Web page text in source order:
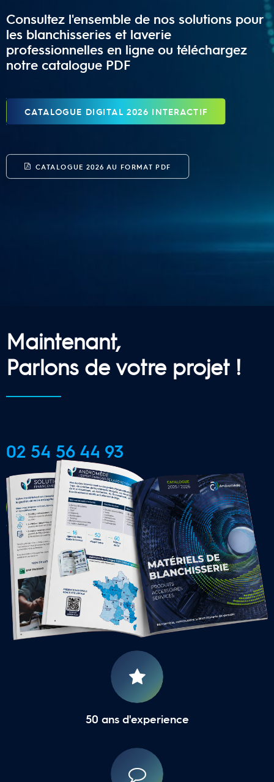
Consultez l'ensemble de nos solutions pour
les blanchisseries et laverie
professionnelles en ligne ou téléchargez
notre catalogue PDF
CATALOGUE DIGITAL 2026 INTERACTIF
CATALOGUE 2026 AU FORMAT PDF
Maintenant,
Parlons de votre projet !
02 54 56 44 93
CONTACTER UNE AGENCE
LOCALE
16 Agences Régionales
50 ans d'experience